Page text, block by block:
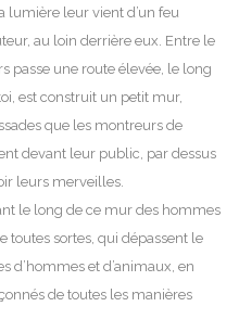
lumière leur vient d’un feu
au loin derrière eux. Entre le
passe une route élevée, le long
est construit un petit mur,
que les montreurs de
devant leur public, par dessus
leurs merveilles.
le long de ce mur des hommes
toutes sortes, qui dépassent le
d’hommes et d’animaux, en
de toutes les manières